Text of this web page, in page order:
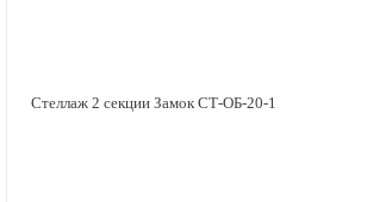
Стеллаж 2 секции Замок СТ-ОБ-20-1